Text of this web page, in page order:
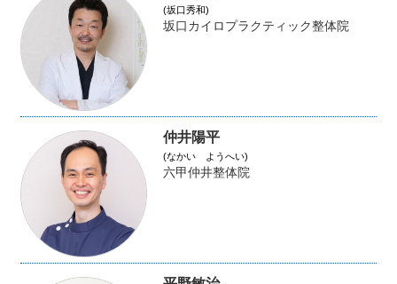
(坂口秀和)
坂口カイロプラクティック整体院
仲井陽平
(なかい ようへい)
六甲仲井整体院